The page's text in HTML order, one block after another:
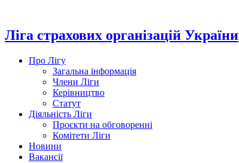
вмісту
Ліга страхових організацій України
Про Лігу
Загальна інформація
Члени Ліги
Керівництво
Статут
Діяльність Ліги
Проєкти на обговоренні
Комітети Ліги
Новини
Вакансії